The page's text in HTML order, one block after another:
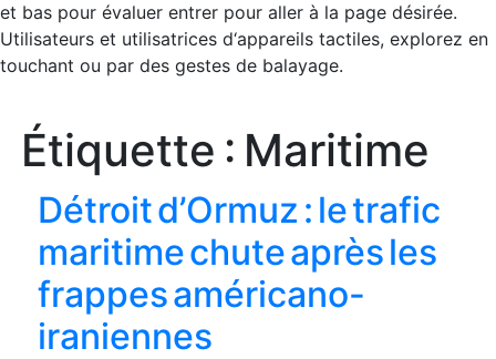
et bas pour évaluer entrer pour aller à la page désirée.
Utilisateurs et utilisatrices d‘appareils tactiles, explorez en
touchant ou par des gestes de balayage.
Étiquette : Maritime
Détroit d’Ormuz : le trafic
maritime chute après les
frappes américano-
iraniennes